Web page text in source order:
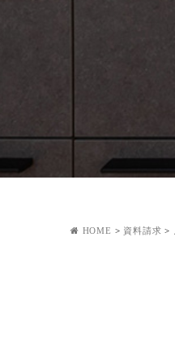
HOME > 資料請求 >